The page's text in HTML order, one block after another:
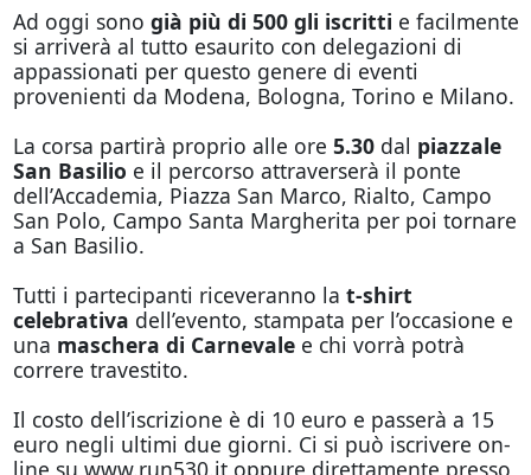
Ad oggi sono già più di 500 gli iscritti e facilmente
si arriverà al tutto esaurito con delegazioni di
appassionati per questo genere di eventi
provenienti da Modena, Bologna, Torino e Milano.
La corsa partirà proprio alle ore 5.30dal piazzale
San Basilio e il percorso attraverserà il ponte
dell’Accademia, Piazza San Marco, Rialto, Campo
San Polo, Campo Santa Margherita per poi tornare
a San Basilio.
Tutti i partecipanti riceveranno la t-shirt
celebrativa dell’evento, stampata per l’occasione e
una maschera di Carnevalee chi vorrà potrà
correre travestito.
Il costo dell’iscrizione è di 10 euro e passerà a 15
euro negli ultimi due giorni. Ci si può iscrivere on-
line su www.run530.itoppure direttamente presso